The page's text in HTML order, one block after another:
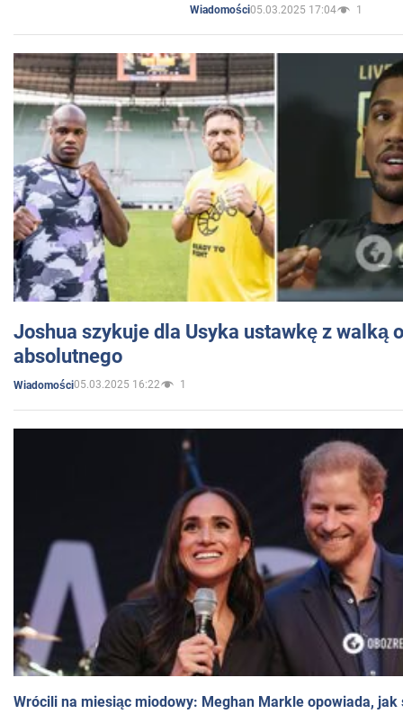
Wiadomości05.03.2025 17:04 1
Joshua szykuje dla Usyka ustawkę z walką
absolutnego
Wiadomości05.03.2025 16:22 1
Wrócili na miesiąc miodowy: Meghan Markle opowiada, jak